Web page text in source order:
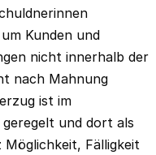
Kunden und
nicht innerhalb der
nach Mahnung
ist im
und dort als
Fälligkeit